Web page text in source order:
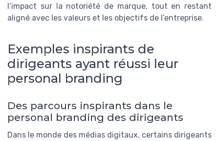
l’impact sur la notoriété de marque, tout en restant
aligné avec les valeurs et les objectifs de l’entreprise.
Exemples inspirants de
dirigeants ayant réussi leur
personal branding
Des parcours inspirants dans le
personal branding des dirigeants
Dans le monde des médias digitaux, certains dirigeants